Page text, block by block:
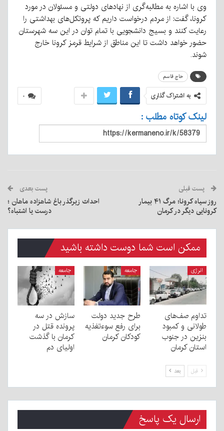
وی با اشاره به مطالبه‌گری از نهاد‌های دولتی و مسئولان در مورد
کرونا، گفت: از مردم درخواست داریم که پروتکل‌های بهداشتی را
رعایت کنند و بسیج دانشجویی با تمام توان در این سه شهرستان
حضور خواهد داشت تا این مناطق از شرایط قرمز کرونا خارج
شوند.
حاج قاسم
۰ به اشتراک گذاری
لینک کوتاه مطلب :
پست قبلی
روز سیاه کرونا؛ مرگ ۴۱ بیمار
کرونایی دیگر در کرمان
پست بعدی
احداث زیرگذر باغ شاهزاده ماهان ؛
درست یا اشتباه؟
ممکن است شما دوست داشته باشید
انرژی
تداوم صف‌های
طولانی و کمبود
بنزین در جنوب
استان کرمان
جامعه
طرح جدید دولت
برای رفع سوءتغذیه
کودکان کرمان
جامعه
سازش در سه
پرونده قتل در
کرمان با گذشت
اولیای دم
قبل بعد
ارسال یک پاسخ